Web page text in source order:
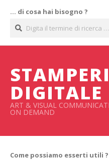
contenuto
… di cosa hai bisogno ?
Cerca
DIGITALE
ART & VISUAL
ON DEMAND
Come possiamo esserti utili ?